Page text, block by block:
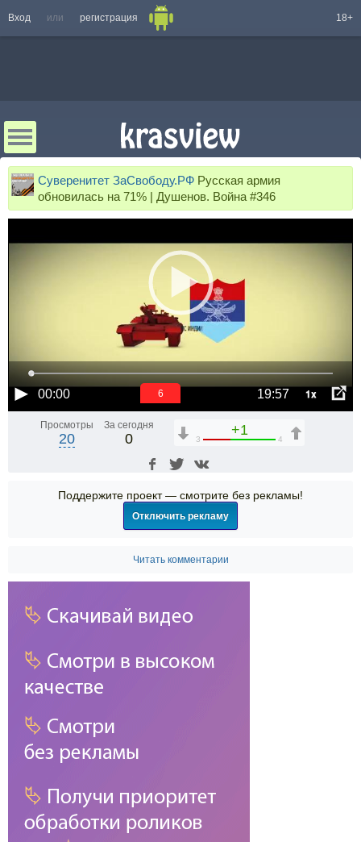
Вход или регистрация 18+
Суверенитет ЗаСвободу.РФ Русская армия
обновилась на 71% | Душенов. Война #346
00:00 19:57 1x
5
Просмотры
20
За сегодня
0
+1
3 4
Поддержите проект — смотрите без рекламы!
Отключить рекламу
Читать комментарии